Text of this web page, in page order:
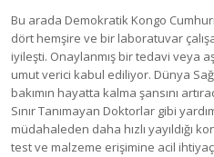
Bu arada Demokratik Kongo
dört hemşire ve bir laboratuvar
iyileşti. Onaylanmış bir tedavi veya
umut verici kabul ediliyor. Dünya
bakımın hayatta kalma şansını
Sınır Tanımayan Doktorlar gibi
müdahaleden daha hızlı yayıldığı
test ve malzeme erişimine acil